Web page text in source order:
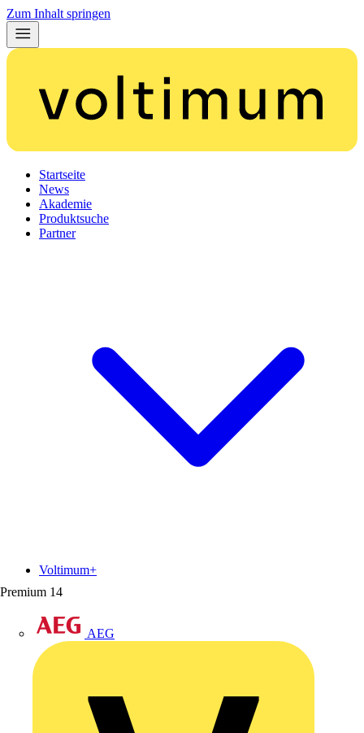
Zum Inhalt springen
Startseite
News
Akademie
Produktsuche
Partner
Premium 14
AEG
Voltimum+